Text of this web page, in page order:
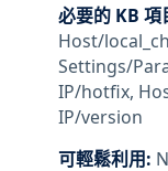
必要的 KB 項
Host/
Settings/
IP/hotfix,
IP/version
可輕鬆利用: